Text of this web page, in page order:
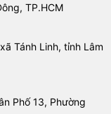
TP.HCM
Tánh Linh, tỉnh Lâm
Phố 13, Phường